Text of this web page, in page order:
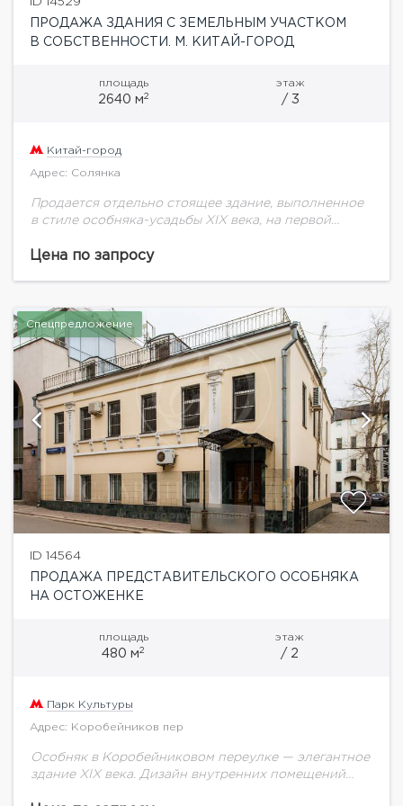
ПРОДАЖА ЗДАНИЯ С ЗЕМЕЛЬНЫМ УЧАСТКОМ
В СОБСТВЕННОСТИ. М. КИТАЙ-ГОРОД
площадь
2640 м2
этаж
/ 3
Китай-город
Адрес: Солянка
Продается отдельно стоящее здание, выполненное
в стиле особняка-усадьбы XIX века, на первой
станций метро Китай-Город, Таганская, Курская,
Цена по запросу
Спецпредложение
ID 14564
ПРОДАЖА ПРЕДСТАВИТЕЛЬСКОГО ОСОБНЯКА
НА ОСТОЖЕНКЕ
площадь
480 м2
этаж
/ 2
Парк Культуры
Адрес: Коробейников пер
Особняк в Коробейниковом переулке — элегантное
здание XIX века. Дизайн внутренних помещений